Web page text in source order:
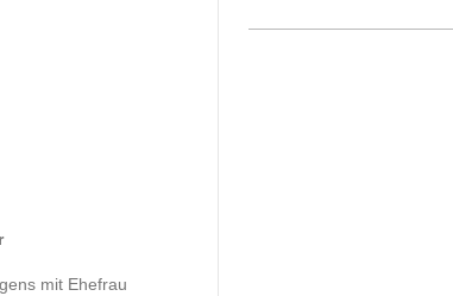
mit Ehefrau